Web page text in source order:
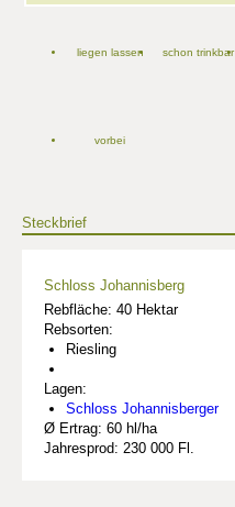
liegen lassen schon trinkbar
vorbei
Steckbrief
Schloss Johannisberg
Rebfläche: 40 Hektar
Rebsorten:
Riesling
Lagen:
Schloss Johannisberger
Ø Ertrag: 60 hl/ha
Jahresprod: 230 000 Fl.